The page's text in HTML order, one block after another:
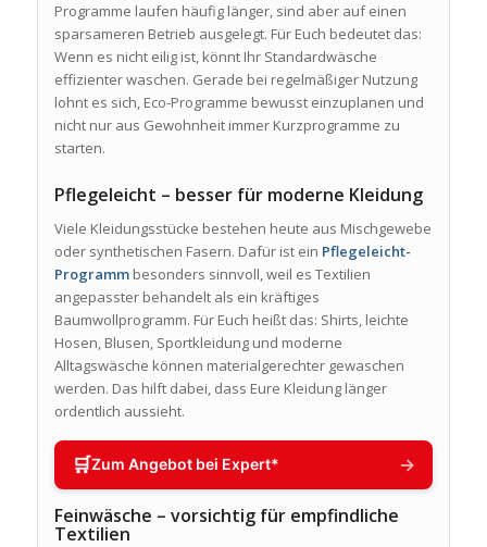
Programme laufen häufig länger, sind aber auf einen
sparsameren Betrieb ausgelegt. Für Euch bedeutet das:
Wenn es nicht eilig ist, könnt Ihr Standardwäsche
effizienter waschen. Gerade bei regelmäßiger Nutzung
lohnt es sich, Eco-Programme bewusst einzuplanen und
nicht nur aus Gewohnheit immer Kurzprogramme zu
starten.
Pflegeleicht – besser für moderne Kleidung
Viele Kleidungsstücke bestehen heute aus Mischgewebe
oder synthetischen Fasern. Dafür ist ein Pflegeleicht-
Programmbesonders sinnvoll, weil es Textilien
angepasster behandelt als ein kräftiges
Baumwollprogramm. Für Euch heißt das: Shirts, leichte
Hosen, Blusen, Sportkleidung und moderne
Alltagswäsche können materialgerechter gewaschen
werden. Das hilft dabei, dass Eure Kleidung länger
ordentlich aussieht.
🛒Zum Angebot bei Expert* →
Feinwäsche – vorsichtig für empfindliche
Textilien